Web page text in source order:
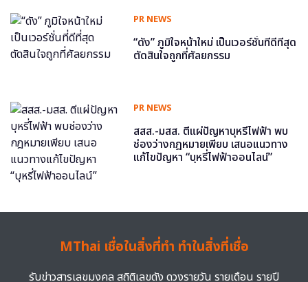
PR NEWS
“ดัง” ภูมิใจหน้าใหม่ เป็นเวอร์ชั่นที่ดีที่สุด
ตัดสินใจถูกที่ศัลยกรรม
PR NEWS
สสส.-มสส. ตีแผ่ปัญหาบุหรี่ไฟฟ้า พบ
ช่องว่างกฎหมายเพียบ เสนอแนวทาง
แก้ไขปัญหา “บุหรี่ไฟฟ้าออนไลน์”
MThai เชื่อในสิ่งที่ทำ ทำในสิ่งที่เชื่อ
รับข่าวสารเลขมงคล สถิติเลขดัง ดวงรายวัน รายเดือน รายปี